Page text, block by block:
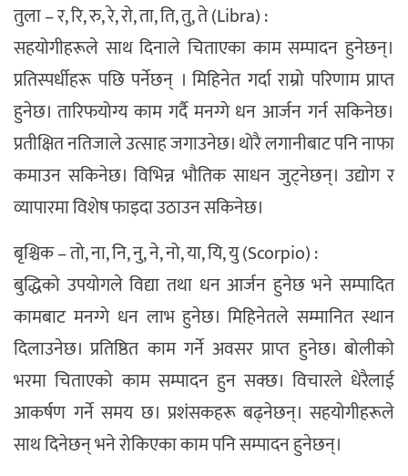
तुला – र, रि, रु, रे, रो, ता, ति, तु, ते (Libra) :
सहयोगीहरूले साथ दिनाले चिताएका काम सम्पादन हुनेछन्।
प्रतिस्पर्धीहरू पछि पर्नेछन् । मिहिनेत गर्दा राम्रो परिणाम प्राप्त
हुनेछ। तारिफयोग्य काम गर्दै मनग्गे धन आर्जन गर्न सकिनेछ।
प्रतीक्षित नतिजाले उत्साह जगाउनेछ। थोरै लगानीबाट पनि नाफा
कमाउन सकिनेछ। विभिन्न भौतिक साधन जुट्नेछन्। उद्योग र
व्यापारमा विशेष फाइदा उठाउन सकिनेछ।
बृश्चिक – तो, ना, नि, नु, ने, नो, या, यि, यु (Scorpio) :
बुद्धिको उपयोगले विद्या तथा धन आर्जन हुनेछ भने सम्पादित
कामबाट मनग्गे धन लाभ हुनेछ। मिहिनेतले सम्मानित स्थान
दिलाउनेछ। प्रतिष्ठित काम गर्ने अवसर प्राप्त हुनेछ। बोलीको
भरमा चिताएको काम सम्पादन हुन सक्छ। विचारले धेरैलाई
आकर्षण गर्ने समय छ। प्रशंसकहरू बढ्नेछन्। सहयोगीहरूले
साथ दिनेछन् भने रोकिएका काम पनि सम्पादन हुनेछन्।